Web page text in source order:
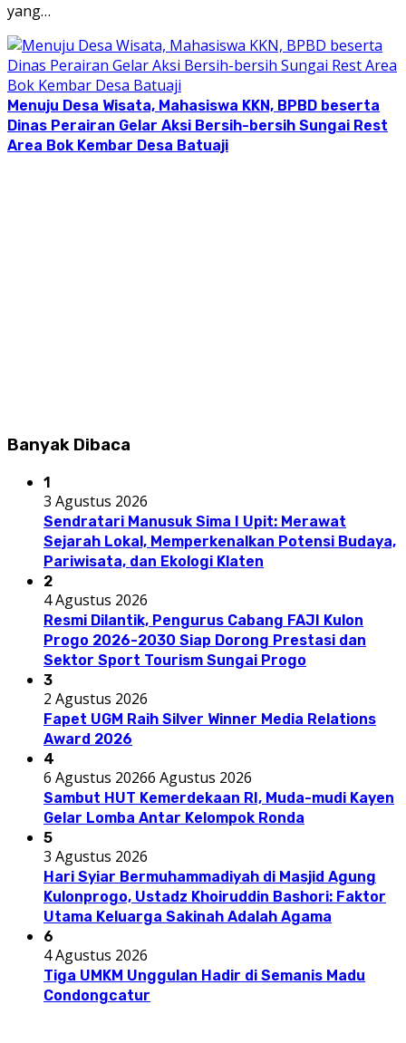
yang…
Menuju Desa Wisata, Mahasiswa KKN, BPBD beserta
Dinas Perairan Gelar Aksi Bersih-bersih Sungai Rest
Area Bok Kembar Desa Batuaji
Banyak Dibaca
1
3 Agustus 2026
Sendratari Manusuk Sima I Upit: Merawat
Sejarah Lokal, Memperkenalkan Potensi Budaya,
Pariwisata, dan Ekologi Klaten
2
4 Agustus 2026
Resmi Dilantik, Pengurus Cabang FAJI Kulon
Progo 2026-2030 Siap Dorong Prestasi dan
Sektor Sport Tourism Sungai Progo
3
2 Agustus 2026
Fapet UGM Raih Silver Winner Media Relations
Award 2026
4
6 Agustus 20266 Agustus 2026
Sambut HUT Kemerdekaan RI, Muda-mudi Kayen
Gelar Lomba Antar Kelompok Ronda
5
3 Agustus 2026
Hari Syiar Bermuhammadiyah di Masjid Agung
Kulonprogo, Ustadz Khoiruddin Bashori: Faktor
Utama Keluarga Sakinah Adalah Agama
6
4 Agustus 2026
Tiga UMKM Unggulan Hadir di Semanis Madu
Condongcatur